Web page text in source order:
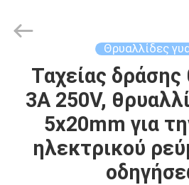
ΣΠΊΤΙ
ΠΡΟΪΌΝΤΑ
Electronics
Co.,Ltd.
Θρυαλλίδες
Ταχείας δράσης
3A 250V,
5x20mm για
ηλεκτρικού